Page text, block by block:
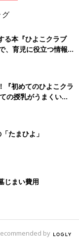
る本『ひよこクラブ
育児に役立つ情報が
『初めてのひよこクラ
の授乳がうまくい
夏のトラブル 解決テ
たまひよ」
じまい費用
by